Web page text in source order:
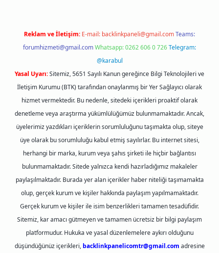
Reklam ve İletişim: E-mail: backlinkpaneli@gmail.comTeams:
forumhizmeti@gmail.comWhatsapp: 0262 606 0 726Telegram:
@karabul
Yasal Uyarı:Sitemiz, 5651 Sayılı Kanun gereğince Bilgi Teknolojileri ve
İletişim Kurumu (BTK) tarafından onaylanmış bir Yer Sağlayıcı olarak
hizmet vermektedir. Bu nedenle, sitedeki içerikleri proaktif olarak
denetleme veya araştırma yükümlülüğümüz bulunmamaktadır. Ancak,
üyelerimiz yazdıkları içeriklerin sorumluluğunu taşımakta olup, siteye
üye olarak bu sorumluluğu kabul etmiş sayılırlar. Bu internet sitesi,
herhangi bir marka, kurum veya şahıs şirketi ile hiçbir bağlantısı
bulunmamaktadır. Sitede yalnızca kendi hazırladığımız makaleler
paylaşılmaktadır. Burada yer alan içerikler haber niteliği taşımamakta
olup, gerçek kurum ve kişiler hakkında paylaşım yapılmamaktadır.
Gerçek kurum ve kişiler ile isim benzerlikleri tamamen tesadüfidir.
Sitemiz, kar amacı gütmeyen ve tamamen ücretsiz bir bilgi paylaşım
platformudur. Hukuka ve yasal düzenlemelere aykırı olduğunu
düşündüğünüz içerikleri, backlinkpanelicomtr@gmail.com adresine